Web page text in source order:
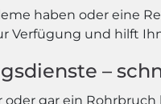
haben oder eine
Verfügung und hilft
–
oder gar ein